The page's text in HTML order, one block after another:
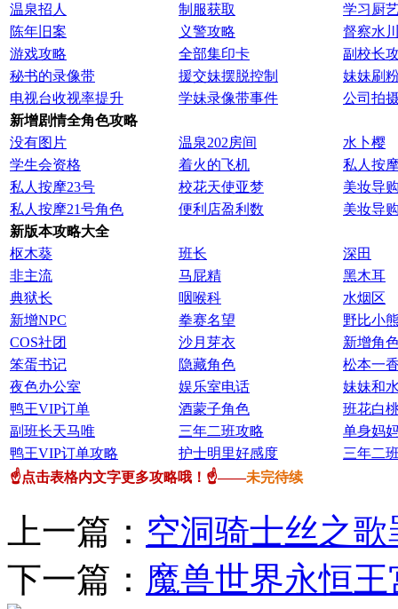
温泉招人
制服获取
学习厨
陈年旧案
义警攻略
督察水
游戏攻略
全部集印卡
副校长
秘书的录像带
援交妹摆脱控制
妹妹刷
电视台收视率提升
学妹录像带事件
公司拍
新增剧情全角色攻略
没有图片
温泉202房间
水卜樱
学生会资格
着火的飞机
私人按
私人按摩23号
校花天使亚梦
美妆导
私人按摩21号角色
便利店盈利数
美妆导
新版本攻略大全
枢木葵
班长
深田
非主流
马屁精
黑木耳
典狱长
咽喉科
水烟区
新增NPC
拳赛名望
野比小
COS社团
沙月芽衣
新增角
笨蛋书记
隐藏角色
松本一
夜色办公室
娱乐室电话
妹妹和
鸭王VIP订单
酒蒙子角色
班花白
副班长天马唯
三年二班攻略
单身妈
鸭王VIP订单攻略
护士明里好感度
三年二
☝点击表格内文字更多攻略哦！☝——未完待续
上一篇： 空洞骑士丝之
下一篇： 魔兽世界永恒王